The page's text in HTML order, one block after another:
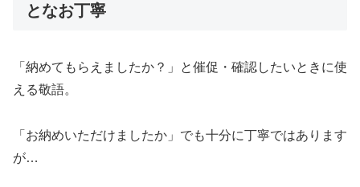
となお丁寧
「納めてもらえましたか？」と催促・確認したいときに使
える敬語。
「お納めいただけましたか」でも十分に丁寧ではあります
が…